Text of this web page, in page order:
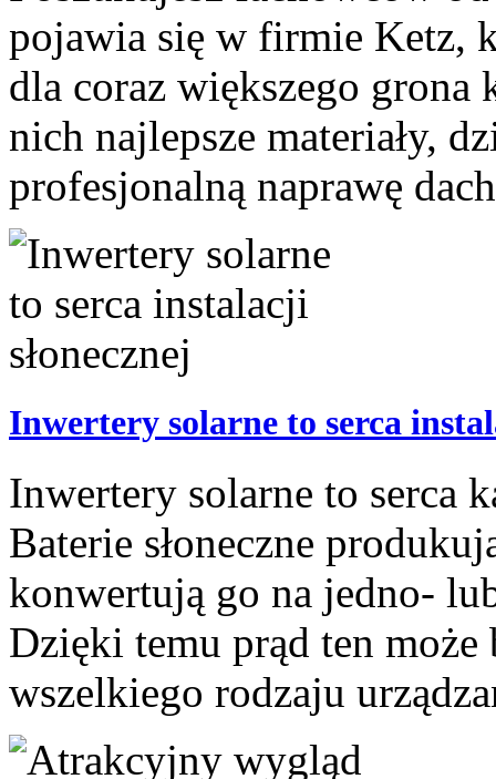
pojawia się w firmie Ketz,
dla coraz większego
nich najlepsze materiały,
profesjonalną naprawę
Inwertery solarne to serca
Inwertery solarne to serca
Baterie słoneczne
konwertują go na jedno-
Dzięki temu prąd ten
wszelkiego rodzaju